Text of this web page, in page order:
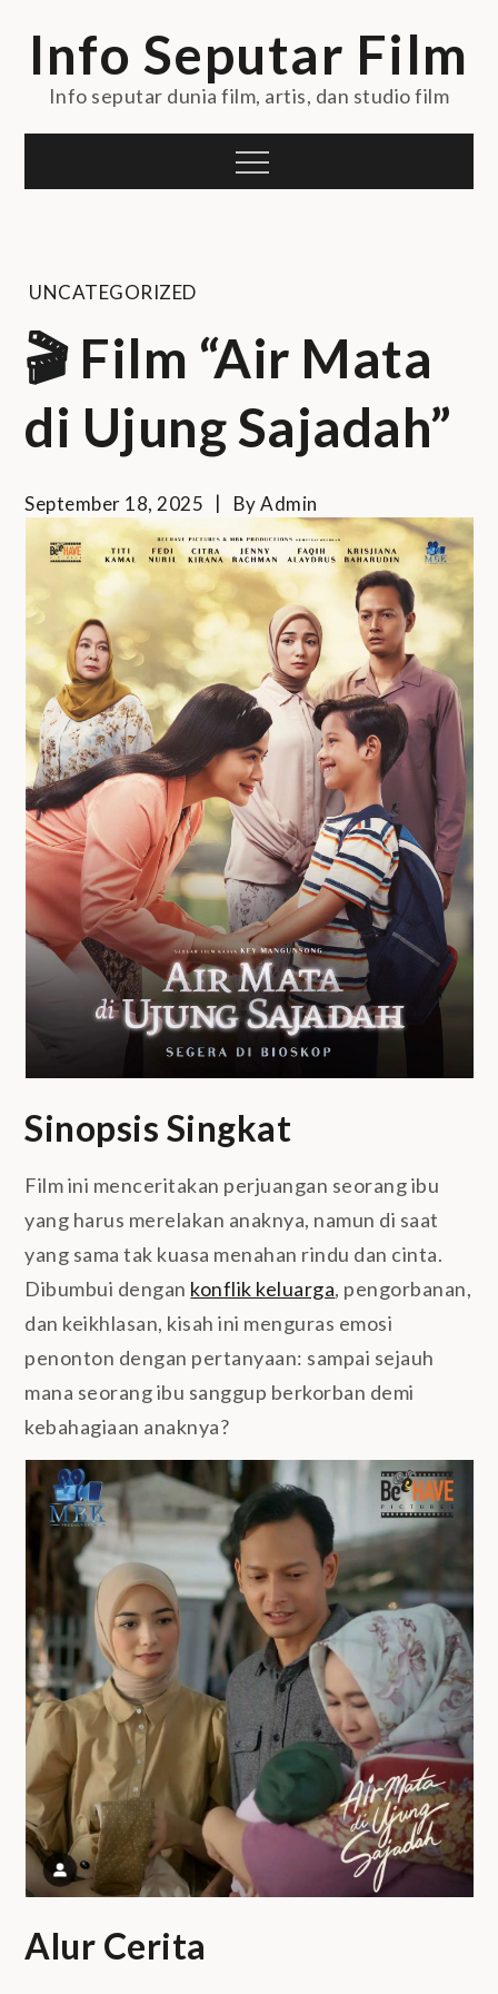
Info Seputar Film
Info seputar dunia film, artis, dan studio film
Menu
UNCATEGORIZED
🎬 Film “Air Mata
di Ujung Sajadah”
September 18, 2025 ByAdmin
Sinopsis Singkat
Film ini menceritakan perjuangan seorang ibu
yang harus merelakan anaknya, namun di saat
yang sama tak kuasa menahan rindu dan cinta.
Dibumbui dengan konflik keluarga, pengorbanan,
dan keikhlasan, kisah ini menguras emosi
penonton dengan pertanyaan: sampai sejauh
mana seorang ibu sanggup berkorban demi
kebahagiaan anaknya?
Alur Cerita